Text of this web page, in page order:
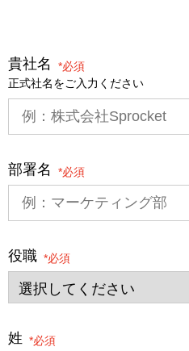
貴社名
*
正式社名をご入力ください
部署名 *
役職 *
姓 *